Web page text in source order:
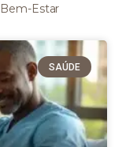
Estar
SAÚDE